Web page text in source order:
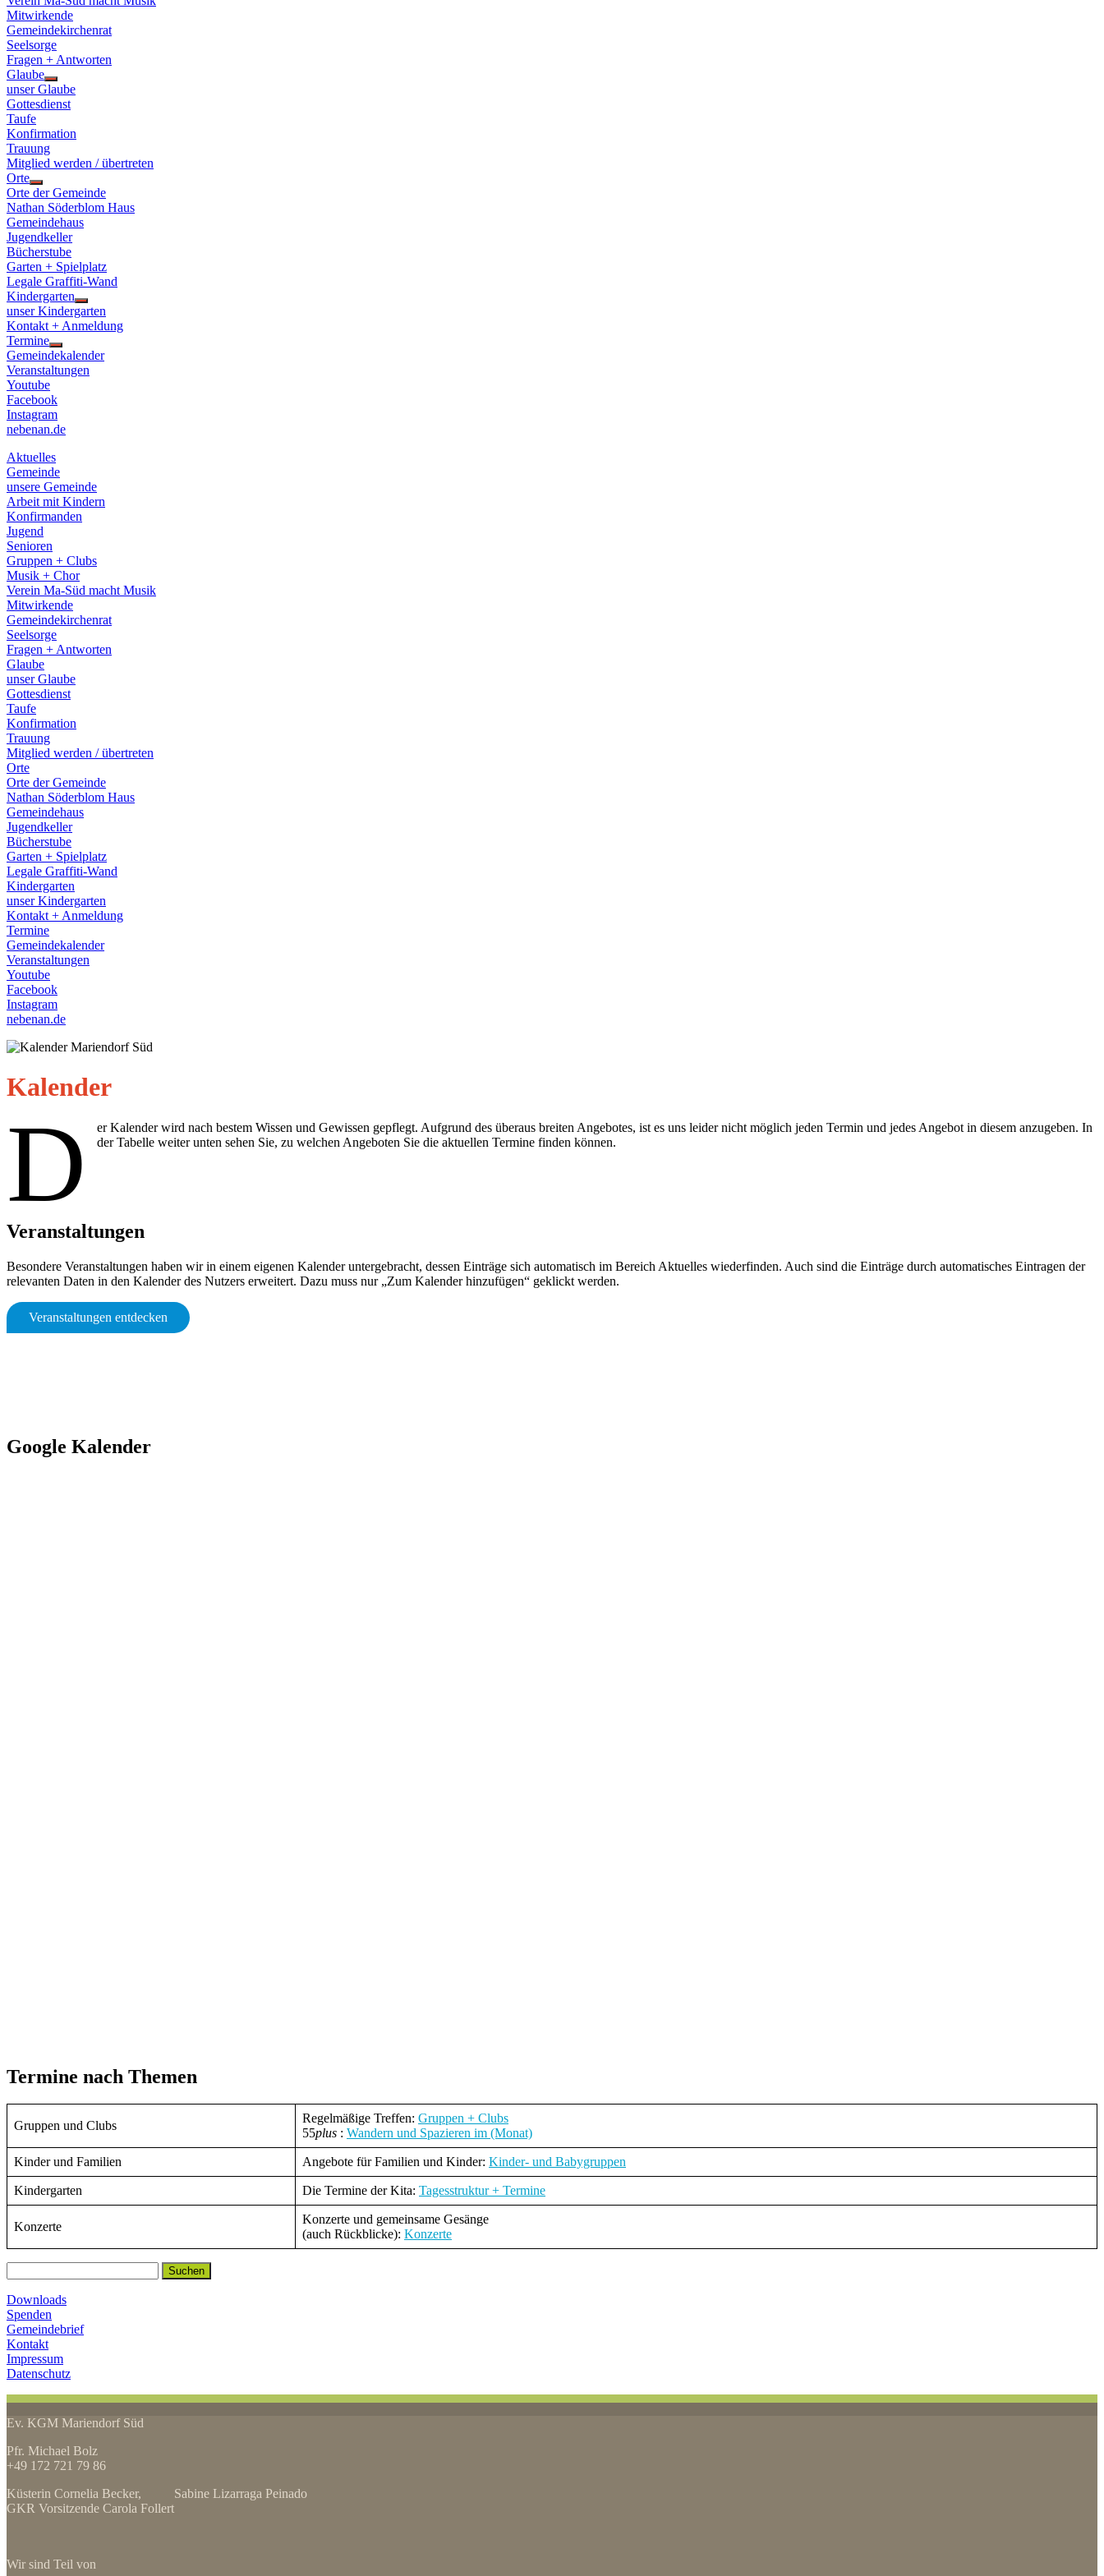
Mitwirkende
Gemeindekirchenrat
Seelsorge
Fragen + Antworten
Glaube
Show
sub
menu
unser Glaube
Gottesdienst
Taufe
Konfirmation
Trauung
Mitglied werden / übertreten
Orte
Show
sub
menu
Orte der Gemeinde
Nathan Söderblom Haus
Gemeindehaus
Jugendkeller
Bücherstube
Garten + Spielplatz
Legale Graffiti-Wand
Kindergarten
Show
sub
menu
unser Kindergarten
Kontakt + Anmeldung
Termine
Show
sub
menu
Gemeindekalender
Veranstaltungen
Youtube
Facebook
Instagram
nebenan.de
Aktuelles
Gemeinde
unsere Gemeinde
Arbeit mit Kindern
Konfirmanden
Jugend
Senioren
Gruppen + Clubs
Musik + Chor
Verein Ma-Süd macht Musik
Mitwirkende
Gemeindekirchenrat
Seelsorge
Fragen + Antworten
Glaube
unser Glaube
Gottesdienst
Taufe
Konfirmation
Trauung
Mitglied werden / übertreten
Orte
Orte der Gemeinde
Nathan Söderblom Haus
Gemeindehaus
Jugendkeller
Bücherstube
Garten + Spielplatz
Legale Graffiti-Wand
Kindergarten
unser Kindergarten
Kontakt + Anmeldung
Termine
Gemeindekalender
Veranstaltungen
Youtube
Facebook
Instagram
nebenan.de
Kalender
D
er Kalender wird nach bestem Wissen und Gewissen gepflegt. Aufgrund des überaus breiten Angebotes, ist es uns leider nicht möglich jeden Termin und jedes Angebot in diesem anzugeben. In
der Tabelle weiter unten sehen Sie, zu welchen Angeboten Sie die aktuellen Termine finden können.
Veranstaltungen
Besondere Veranstaltungen haben wir in einem eigenen Kalender untergebracht, dessen Einträge sich automatisch im Bereich Aktuelles wiederfinden. Auch sind die Einträge durch automatisches Eintragen der
relevanten Daten in den Kalender des Nutzers erweitert. Dazu muss nur „Zum Kalender hinzufügen“ geklickt werden.
Veranstaltungen entdecken
Google Kalender
Termine nach Themen
Gruppen und Clubs
Regelmäßige Treffen: Gruppen + Clubs
55plus : Wandern und Spazieren im (Monat)
Kinder und Familien Angebote für Familien und Kinder: Kinder- und Babygruppen
Kindergarten Die Termine der Kita: Tagesstruktur + Termine
Konzerte
Konzerte und gemeinsame Gesänge
(auch Rückblicke): Konzerte
nach:
Downloads
Spenden
Gemeindebrief
Kontakt
Impressum
Datenschutz
Ev. KGM Mariendorf Süd
Pfr. Michael Bolz
+49 172 721 79 86
Küsterin Cornelia Becker, Sabine Lizarraga Peinado
GKR Vorsitzende Carola Follert
Wir sind Teil von